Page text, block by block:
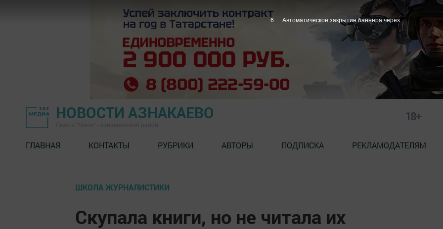
НОВОСТИ АЗНАКАЕВО 18+
ГЛАВНАЯ КОНТАКТЫ РУБРИКИ АВТОРЫ ПОДПИСКА РЕКЛАМОДАТЕЛЯМ
ШКОЛА ЖУРНАЛИСТИКИ
Скупала книги, но не читала их
5 Автоматическое закрытие баннера через